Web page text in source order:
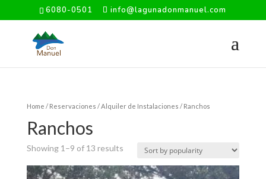
6080-0501 info@lagunadonmanuel.com
Home / Reservaciones /Alquiler de Instalaciones / Ranchos
Ranchos
Showing 1–9 of 13 results